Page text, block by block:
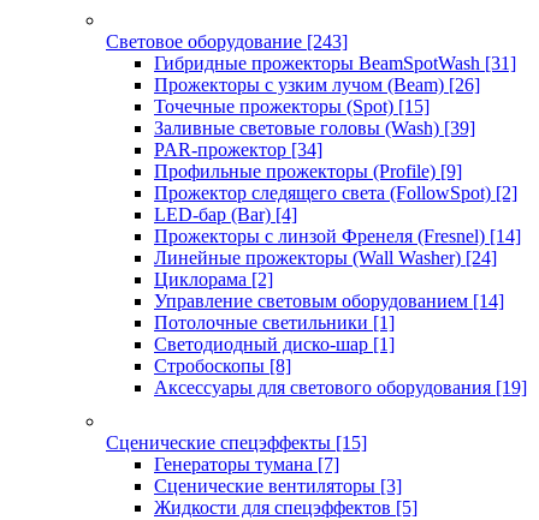
Световое оборудование [243]
Гибридные прожекторы BeamSpotWash [31]
Прожекторы с узким лучом (Beam) [26]
Точечные прожекторы (Spot) [15]
Заливные световые головы (Wash) [39]
PAR-прожектор [34]
Профильные прожекторы (Profile) [9]
Прожектор следящего света (FollowSpot) [2]
LED-бар (Bar) [4]
Прожекторы с линзой Френеля (Fresnel) [14]
Линейные прожекторы (Wall Washer) [24]
Циклорама [2]
Управление световым оборудованием [14]
Потолочные светильники [1]
Светодиодный диско-шар [1]
Стробоскопы [8]
Аксессуары для светового оборудования [19]
Сценические спецэффекты [15]
Генераторы тумана [7]
Сценические вентиляторы [3]
Жидкости для спецэффектов [5]